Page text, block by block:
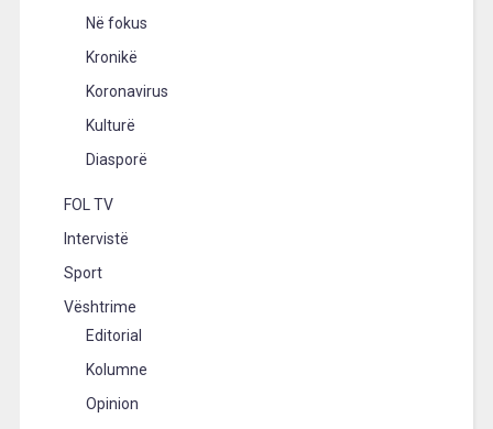
Në fokus
Kronikë
Koronavirus
Kulturë
Diasporë
FOL TV
Intervistë
Sport
Vështrime
Editorial
Kolumne
Opinion